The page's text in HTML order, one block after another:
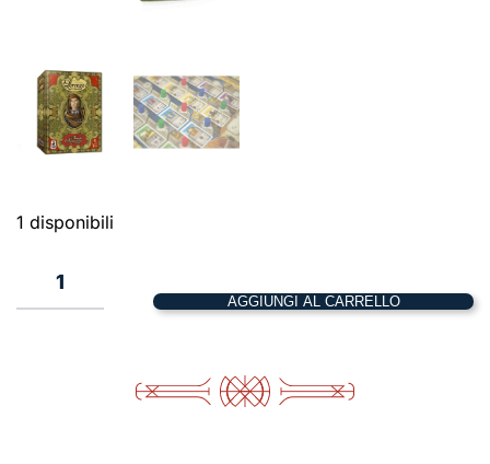
1 disponibili
1
Lorenzo
Magnifico
–
AGGIUNGI AL CARRELLO